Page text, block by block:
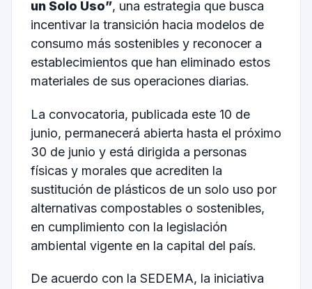
un Solo Uso”, una estrategia que busca
incentivar la transición hacia modelos de
consumo más sostenibles y reconocer a
establecimientos que han eliminado estos
materiales de sus operaciones diarias.
La convocatoria, publicada este 10 de
junio, permanecerá abierta hasta el próximo
30 de junio y está dirigida a personas
físicas y morales que acrediten la
sustitución de plásticos de un solo uso por
alternativas compostables o sostenibles,
en cumplimiento con la legislación
ambiental vigente en la capital del país.
De acuerdo con la SEDEMA, la iniciativa